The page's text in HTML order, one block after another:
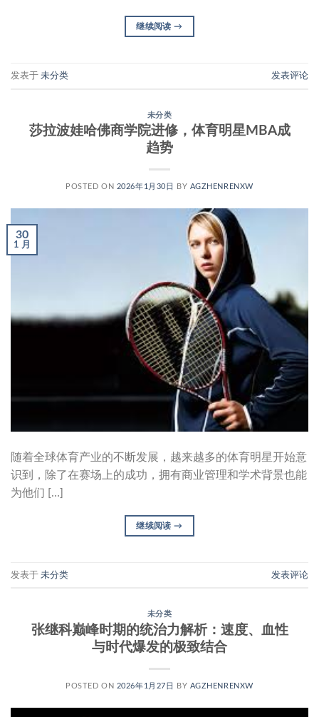
继续阅读→
发表于 未分类 发表评论
未分类
莎拉波娃哈佛商学院进修，体育明星MBA成
趋势
POSTED ON 2026年1月30日 BY AGZHENRENXW
30
1 月
随着全球体育产业的不断发展，越来越多的体育明星开始意
识到，除了在赛场上的成功，拥有商业管理和学术背景也能
为他们 […]
继续阅读→
发表于 未分类 发表评论
未分类
张继科巅峰时期的统治力解析：速度、血性
与时代爆发的极致结合
POSTED ON 2026年1月27日 BY AGZHENRENXW